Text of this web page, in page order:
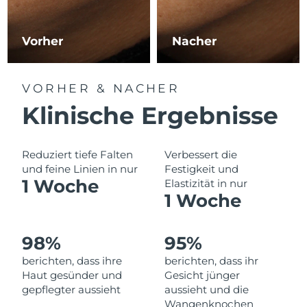
Vorher Nacher
VORHER & NACHER
Klinische Ergebnisse
Reduziert tiefe Falten
und feine Linien in nur
1 Woche
Verbessert die
Festigkeit und
Elastizität in nur
1 Woche
98%
berichten, dass ihre
Haut gesünder und
gepflegter aussieht
95%
berichten, dass ihr
Gesicht jünger
aussieht und die
Wangenknochen
Norwegen Erwartete Lieferung
Oman Erwartete Lieferung
Polen Erwartete Lieferung
Puerto Rico Erwartete Lieferung
Erwartete Lieferung
Rumänien Erwartete Lieferung8/9/26
Russland Erwartete Lieferung